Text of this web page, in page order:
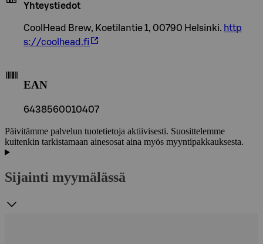
Yhteystiedot
CoolHead Brew, Koetilantie 1, 00790 Helsinki. http
s://coolhead.fi
EAN
6438560010407
Päivitämme palvelun tuotetietoja aktiivisesti. Suosittelemme
kuitenkin tarkistamaan ainesosat aina myös myyntipakkauksesta.
Sijainti myymälässä